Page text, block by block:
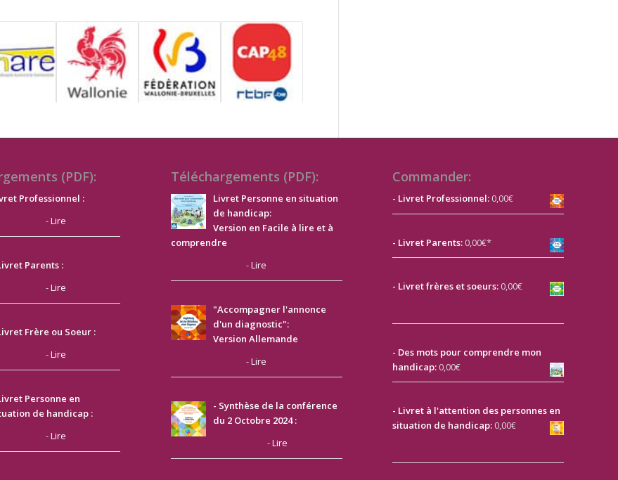
(PDF):
Professionnel :
-Lire
Parents :
-Lire
Frère ou Soeur :
-Lire
Personne en
de handicap :
-Lire
Téléchargements (PDF):
Livret Personne en situation
de handicap:
Version en Facile à lire et à
comprendre
-Lire
"Accompagner l'annonce
d'un diagnostic":
Version Allemande
-Lire
- Synthèse de la conférence
du 2 Octobre 2024 :
-Lire
Commander:
- Livret Professionnel:0,00€
- Livret Parents:0,00€*
- Livret frères et soeurs:0,00€
- Des mots pour comprendre mon
handicap:0,00€
- Livret à l'attention des personnes en
situation de handicap:0,00€